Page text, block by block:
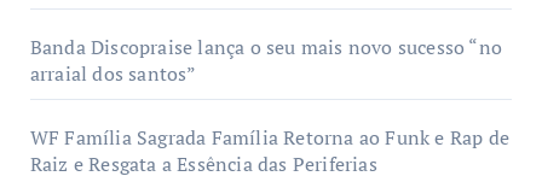
Banda Discopraise lança o seu mais novo sucesso “no
arraial dos santos”
WF Família Sagrada Família Retorna ao Funk e Rap de
Raiz e Resgata a Essência das Periferias